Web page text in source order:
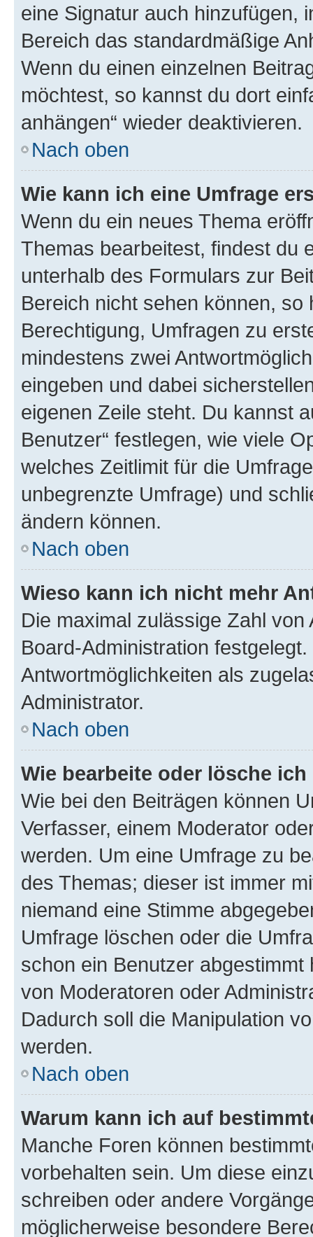
eine Signatur auch hinzufügen,
Bereich das standardmäßige
Wenn du einen einzelnen
möchtest, so kannst du dort
anhängen“ wieder deaktivieren.
Nach oben
Wie kann ich eine Umfrage
Wenn du ein neues Thema
Themas bearbeitest, findest du
unterhalb des Formulars zur
Bereich nicht sehen können,
Berechtigung, Umfragen zu
mindestens zwei
eingeben und dabei
eigenen Zeile steht. Du kannst
Benutzer“ festlegen, wie viele
welches Zeitlimit für die
unbegrenzte Umfrage) und
ändern können.
Nach oben
Wieso kann ich nicht mehr
Die maximal zulässige Zahl
Board-Administration
Antwortmöglichkeiten als
Administrator.
Nach oben
Wie bearbeite oder lösche
Wie bei den Beiträgen können
Verfasser, einem Moderator
werden. Um eine Umfrage zu
des Themas; dieser ist immer
niemand eine Stimme
Umfrage löschen oder die
schon ein Benutzer
von Moderatoren oder
Dadurch soll die Manipulation
werden.
Nach oben
Warum kann ich auf
Manche Foren können
vorbehalten sein. Um diese
schreiben oder andere
möglicherweise besondere